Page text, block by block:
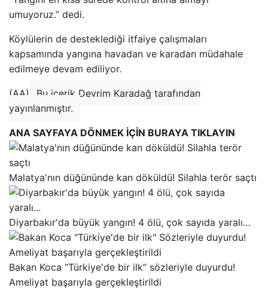
umuyoruz.” dedi.
Köylülerin de desteklediği itfaiye çalışmaları
kapsamında yangına havadan ve karadan müdahale
edilmeye devam ediliyor.
(AA)
Bu içerik Devrim Karadağ tarafından
yayınlanmıştır.
ANA SAYFAYA DÖNMEK İÇİN BURAYA TIKLAYIN
Malatya'nın düğününde kan döküldü! Silahla terör saçtı
Diyarbakır'da büyük yangın! 4 ölü, çok sayıda yaralı…
Bakan Koca “Türkiye'de bir ilk” sözleriyle duyurdu!
Ameliyat başarıyla gerçekleştirildi